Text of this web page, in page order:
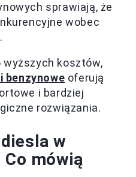
sprawiają, że
wobec
wyższych kosztów,
benzynowe oferują
i bardziej
rozwiązania.
w
Co mówią